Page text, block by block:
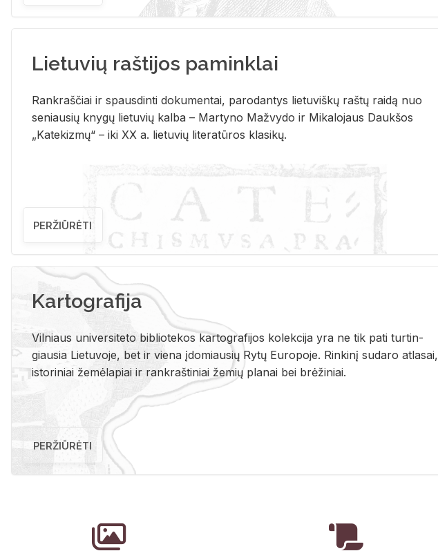
Lietuvių raštijos paminklai
Rank­raš­čiai ir spaus­din­ti do­ku­men­tai, pa­ro­dan­tys lie­tu­viš­kų raš­tų rai­dą nuo
se­niau­sių kny­gų lie­tu­vių kal­ba – Mar­ty­no Ma­žvy­do ir Mi­ka­lo­jaus Dauk­šos
„Ka­te­kiz­mų“ – iki XX a. lie­tu­vių li­te­ra­tū­ros kla­si­kų.
PERŽIŪRĖTI
Kartografija
Vil­niaus uni­ver­si­te­to bi­b­lio­te­kos kar­to­gra­fi­jos ko­lek­ci­ja yra ne tik pati tur­tin­
giau­sia Lie­tu­vo­je, bet ir vie­na įdo­miau­sių Rytų Eu­ro­po­je. Rin­ki­nį su­da­ro at­la­sai,
is­to­ri­niai že­mė­la­piai ir rank­raš­ti­niai že­mių pla­nai bei brė­ži­niai.
PERŽIŪRĖTI